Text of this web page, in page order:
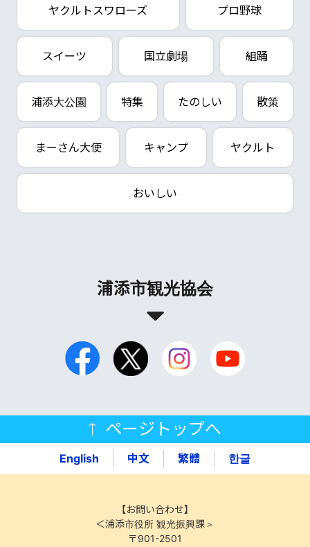
ヤクルトスワローズ プロ野球
スイーツ 国立劇場 組踊
浦添大公園 特集 たのしい 散策
まーさん大使 キャンプ ヤクルト
おいしい
浦添市観光協会
ページトップへ
English 中文 繁體 한글
【お問い合わせ】
＜浦添市役所 観光振興課＞
〒901-2501